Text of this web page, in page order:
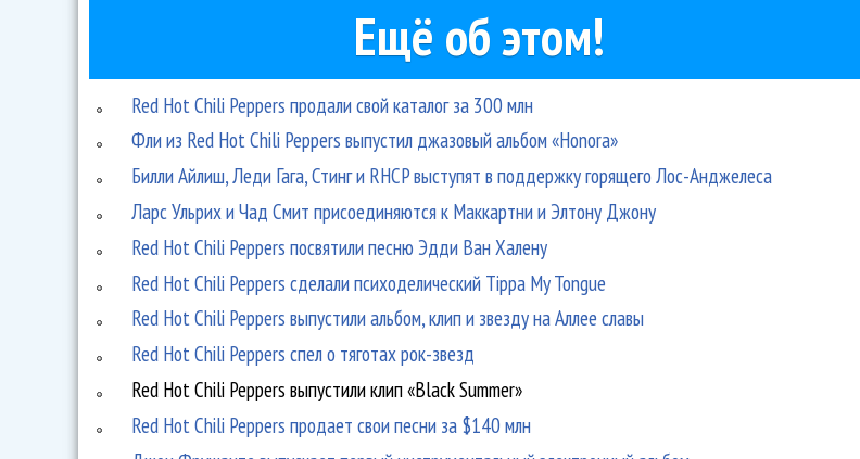
Ещё об этом!
Red Hot Chili Peppers продали свой каталог за 300 млн
Фли из Red Hot Chili Peppers выпустил джазовый альбом «Honora»
Билли Айлиш, Леди Гага, Стинг и RHCP выступят в поддержку горящего Лос-Анджелеса
Ларс Ульрих и Чад Смит присоединяются к Маккартни и Элтону Джону
Red Hot Chili Peppers посвятили песню Эдди Ван Халену
Red Hot Chili Peppers сделали психоделический Tippa My Tongue
Red Hot Chili Peppers выпустили альбом, клип и звезду на Аллее славы
Red Hot Chili Peppers спел о тяготах рок-звезд
Red Hot Chili Peppers выпустили клип «Black Summer»
Red Hot Chili Peppers продает свои песни за $140 млн